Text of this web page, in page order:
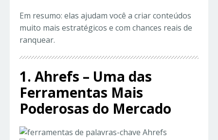
Em resumo: elas ajudam você a criar conteúdos
muito mais estratégicos e com chances reais de
ranquear.
1. Ahrefs – Uma das
Ferramentas Mais
Poderosas do Mercado